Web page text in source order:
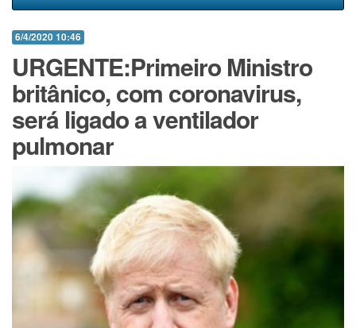
6/4/2020 10:46
URGENTE:Primeiro Ministro
britânico, com coronavirus,
será ligado a ventilador
pulmonar